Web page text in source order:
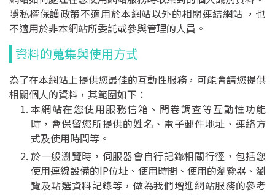
定期檢測申報
其他法規訊息
社區生活污水
社區專用污水下水道
化糞池污物處理
化糞池定期清理申報回傳
化糞池定期清理申報查詢
隱私權保護政策不適用於本網站以外的相關連結網站 ，也
不適用於非本網站所委託或參與管理的人員。
資料的蒐集與使用方式
為了在本網站上提供您最佳的互動性服務，可能會請您提供
相關個人的資料，其範圍如下：
本網站在您使用服務信箱、問卷調查等互動性功能
時，會保留您所提供的姓名、電子郵件地址、連絡方
式及使用時間等。
於一般瀏覽時，伺服器會自行記錄相關行徑，包括您
使用連線設備的IP位址、使用時間、使用的瀏覽器、瀏
覽及點選資料記錄等，做為我們增進網站服務的參考